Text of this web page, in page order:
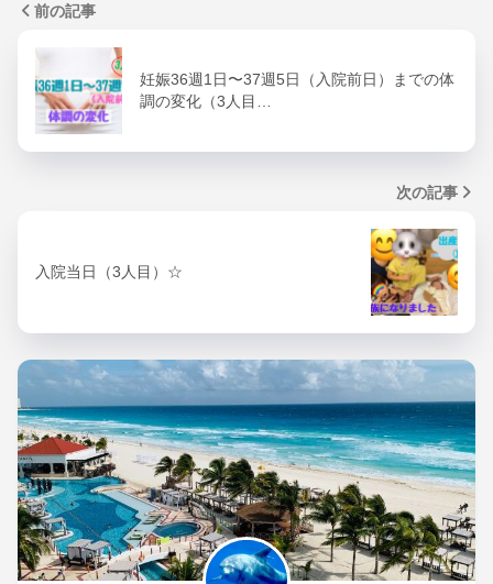
前の記事
妊娠36週1日〜37週5日（入院前日）までの体
調の変化（3人目…
次の記事
入院当日（3人目）☆